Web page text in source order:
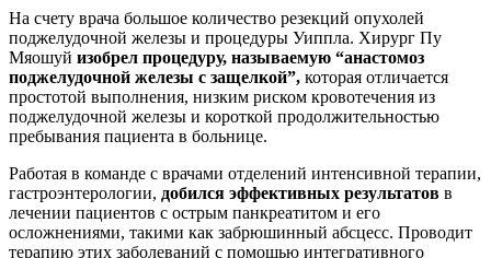
На счету врача большое количество резекций опухолей
поджелудочной железы и процедуры Уиппла. Хирург Пу
Мяошуй изобрел процедуру, называемую “анастомоз
поджелудочной железы с защелкой”, которая отличается
простотой выполнения, низким риском кровотечения из
поджелудочной железы и короткой продолжительностью
пребывания пациента в больнице.
Работая в команде с врачами отделений интенсивной терапии,
гастроэнтерологии, добился эффективных результатов в
лечении пациентов с острым панкреатитом и его
осложнениями, такими как забрюшинный абсцесс. Проводит
терапию этих заболеваний с помощью интегративного